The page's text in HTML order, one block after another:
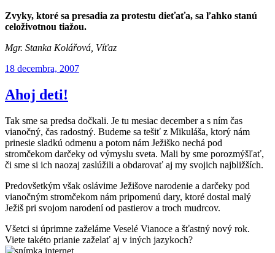
Zvyky, ktoré sa presadia za protestu dieťaťa, sa ľahko stanú
celoživotnou tiažou.
Mgr. Stanka Kolářová, Víťaz
Publikované
18 decembra, 2007
Ahoj deti!
Tak sme sa predsa dočkali. Je tu mesiac december a s ním čas
vianočný, čas radostný. Budeme sa tešiť z Mikuláša, ktorý nám
prinesie sladkú odmenu a potom nám Ježiško nechá pod
stromčekom darčeky od výmyslu sveta. Mali by sme porozmýšľať,
či sme si ich naozaj zaslúžili a obdarovať aj my svojich najbližších.
Predovšetkým však oslávime Ježišove narodenie a darčeky pod
vianočným stromčekom nám pripomenú dary, ktoré dostal malý
Ježiš pri svojom narodení od pastierov a troch mudrcov.
Všetci si úprimne zaželáme Veselé Vianoce a šťastný nový rok.
Viete takéto prianie zaželať aj v iných jazykoch?